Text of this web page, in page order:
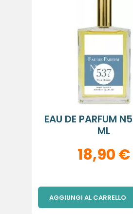
EAU DE PARFUM
ML
18,90 €
AGGIUNGI AL CARRELLO